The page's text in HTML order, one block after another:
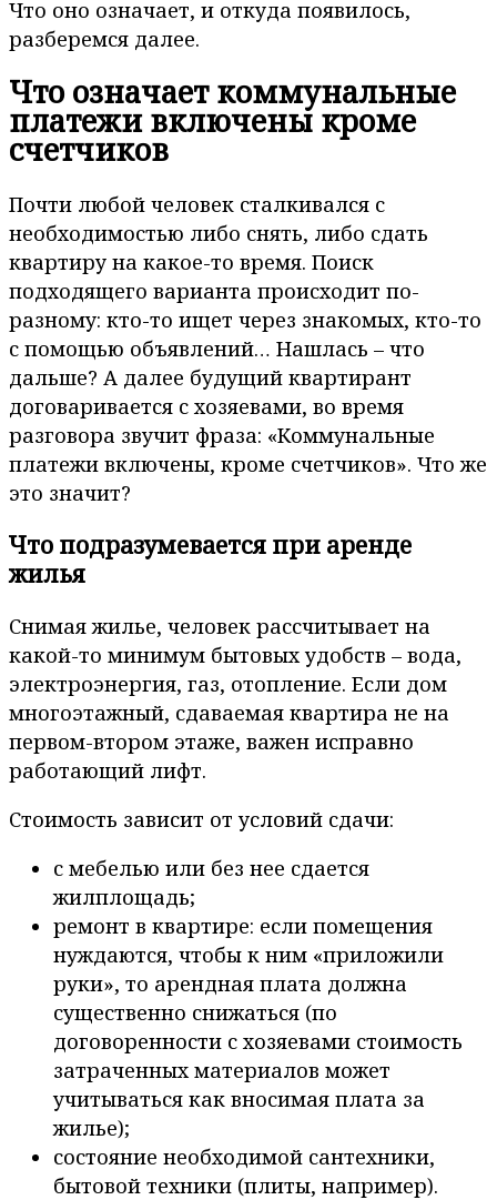
Что оно означает, и откуда появилось,
разберемся далее.
Что означает коммунальные
платежи включены кроме
счетчиков
Почти любой человек сталкивался с
необходимостью либо снять, либо сдать
квартиру на какое-то время. Поиск
подходящего варианта происходит по-
разному: кто-то ищет через знакомых, кто-то
с помощью объявлений… Нашлась – что
дальше? А далее будущий квартирант
договаривается с хозяевами, во время
разговора звучит фраза: «Коммунальные
платежи включены, кроме счетчиков». Что же
это значит?
Что подразумевается при аренде
жилья
Снимая жилье, человек рассчитывает на
какой-то минимум бытовых удобств – вода,
электроэнергия, газ, отопление. Если дом
многоэтажный, сдаваемая квартира не на
первом-втором этаже, важен исправно
работающий лифт.
Стоимость зависит от условий сдачи:
с мебелью или без нее сдается
жилплощадь;
ремонт в квартире: если помещения
нуждаются, чтобы к ним «приложили
руки», то арендная плата должна
существенно снижаться (по
договоренности с хозяевами стоимость
затраченных материалов может
учитываться как вносимая плата за
жилье);
состояние необходимой сантехники,
бытовой техники (плиты, например).